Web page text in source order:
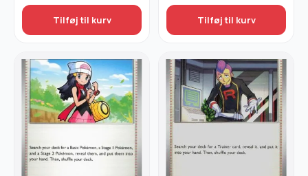
Tilføj til kurv Tilføj til kurv